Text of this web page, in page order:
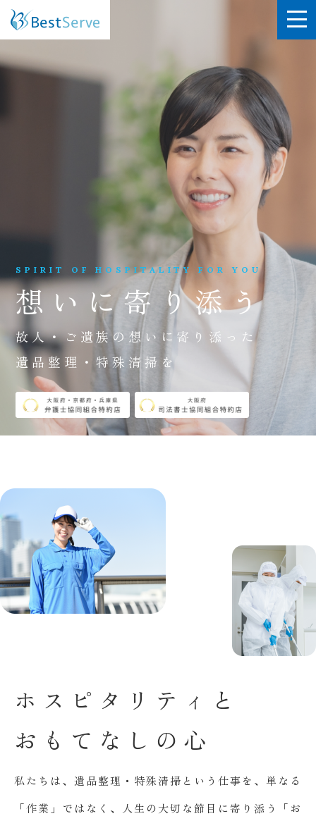
SPIRIT OF HOSPITALITY FOR YOU
想いに寄り添う
故人・ご遺族の想いに寄り添った
遺品整理・特殊清掃を
ホ ス ピ タ リ テ ィ と
お も て な し の 心
私たちは、遺品整理・特殊清掃という仕事を、単なる
「作業」ではなく、人生の大切な節目に寄り添う「お